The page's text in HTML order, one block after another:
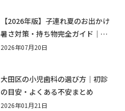
【2026年版】子連れ夏のお出かけ
暑さ対策・持ち物完全ガイド｜水
遊び・公園・夏祭りで本当に役立
2026年07月20日
大田区の小児歯科の選び方｜初診
の目安・よくある不安まとめ
2026年01月21日